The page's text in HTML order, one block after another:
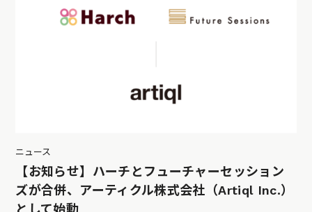
ニュース
【お知らせ】ハーチとフューチャーセッション
ズが合併、アーティクル株式会社（Artiql Inc.）
として始動